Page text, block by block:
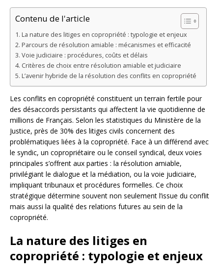
Contenu de l'article
La nature des litiges en copropriété : typologie et enjeux
Parcours de résolution amiable : mécanismes et efficacité
Voie judiciaire : procédures, coûts et délais
Critères de choix entre résolution amiable et judiciaire
L’avenir hybride de la résolution des conflits en copropriété
Les conflits en copropriété constituent un terrain fertile pour
des désaccords persistants qui affectent la vie quotidienne de
millions de Français. Selon les statistiques du Ministère de la
Justice, près de 30% des litiges civils concernent des
problématiques liées à la copropriété. Face à un différend avec
le syndic, un copropriétaire ou le conseil syndical, deux voies
principales s’offrent aux parties : la résolution amiable,
privilégiant le dialogue et la médiation, ou la voie judiciaire,
impliquant tribunaux et procédures formelles. Ce choix
stratégique détermine souvent non seulement l’issue du conflit
mais aussi la qualité des relations futures au sein de la
copropriété.
La nature des litiges en
copropriété : typologie et enjeux